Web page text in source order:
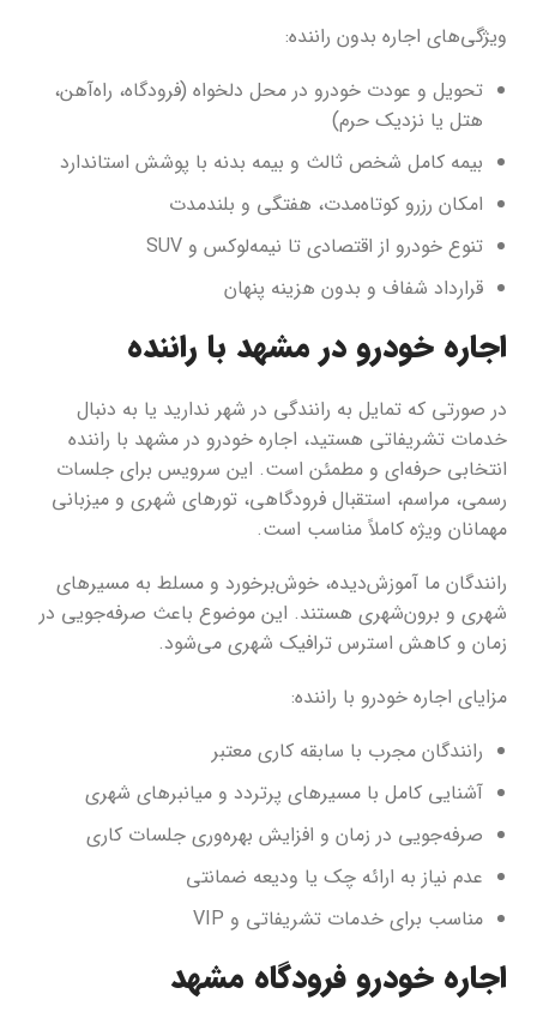
ویژگی‌های اجاره بدون راننده:
تحویل و عودت خودرو در محل دلخواه (فرودگاه، راه‌آهن،
هتل یا نزدیک حرم)
بیمه کامل شخص ثالث و بیمه بدنه با پوشش استاندارد
امکان رزرو کوتاه‌مدت، هفتگی و بلندمدت
تنوع خودرو از اقتصادی تا نیمه‌لوکس و SUV
قرارداد شفاف و بدون هزینه پنهان
اجاره خودرو در مشهد با راننده
در صورتی که تمایل به رانندگی در شهر ندارید یا به دنبال
خدمات تشریفاتی هستید، اجاره خودرو در مشهد با راننده
انتخابی حرفه‌ای و مطمئن است. این سرویس برای جلسات
رسمی، مراسم، استقبال فرودگاهی، تورهای شهری و میزبانی
مهمانان ویژه کاملاً مناسب است.
رانندگان ما آموزش‌دیده، خوش‌برخورد و مسلط به مسیرهای
شهری و برون‌شهری هستند. این موضوع باعث صرفه‌جویی در
زمان و کاهش استرس ترافیک شهری می‌شود.
مزایای اجاره خودرو با راننده:
رانندگان مجرب با سابقه کاری معتبر
آشنایی کامل با مسیرهای پرتردد و میانبرهای شهری
صرفه‌جویی در زمان و افزایش بهره‌وری جلسات کاری
عدم نیاز به ارائه چک یا ودیعه ضمانتی
مناسب برای خدمات تشریفاتی و VIP
اجاره خودرو فرودگاه مشهد